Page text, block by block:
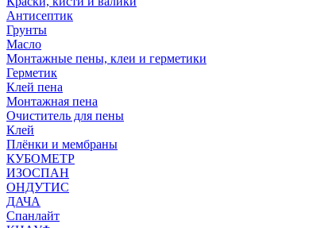
Антисептик
Грунты
Масло
Монтажные пены, клеи и герметики
Герметик
Клей пена
Монтажная пена
Очиститель для пены
Клей
Плёнки и мембраны
КУБОМЕТР
ИЗОСПАН
ОНДУТИС
ДАЧА
Спанлайт